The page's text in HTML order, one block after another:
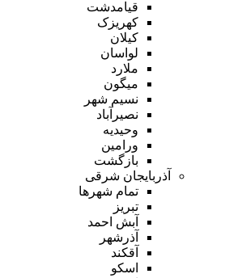
قیامدشت
کهریزک
کیلان
لواسان
ملارد
میگون
نسیم شهر
نصیرآباد
وحیدیه
ورامین
بازگشت
آذربایجان شرقی
تمام شهر‌ها
تبریز
آبش احمد
آذرشهر
آقکند
اسکو